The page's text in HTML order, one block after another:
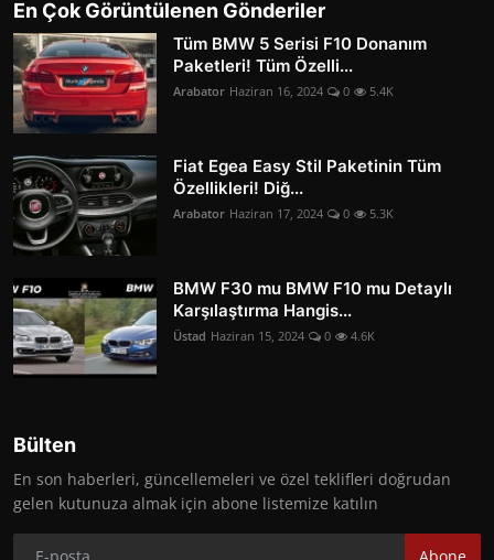
En Çok Görüntülenen Gönderiler
Tüm BMW 5 Serisi F10 Donanım
Paketleri! Tüm Özelli...
Arabator Haziran 16, 2024 0 5.4K
Fiat Egea Easy Stil Paketinin Tüm
Özellikleri! Diğ...
Arabator Haziran 17, 2024 0 5.3K
BMW F30 mu BMW F10 mu Detaylı
Karşılaştırma Hangis...
Üstad Haziran 15, 2024 0 4.6K
Bülten
En son haberleri, güncellemeleri ve özel teklifleri doğrudan
gelen kutunuza almak için abone listemize katılın